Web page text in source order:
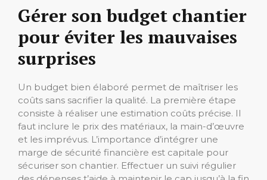
Gérer son budget chantier
pour éviter les mauvaises
surprises
Un budget bien élaboré permet de maîtriser les
coûts sans sacrifier la qualité. La première étape
consiste à réaliser une estimation coûts précise. Il
faut inclure le prix des matériaux, la main-d’œuvre
et les imprévus. L’importance d’intégrer une
marge de sécurité financière est capitale pour
sécuriser son chantier. Effectuer un suivi régulier